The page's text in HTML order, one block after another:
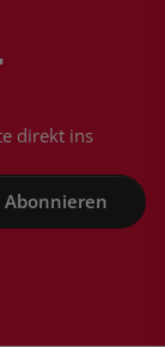
direkt ins
Abonnieren